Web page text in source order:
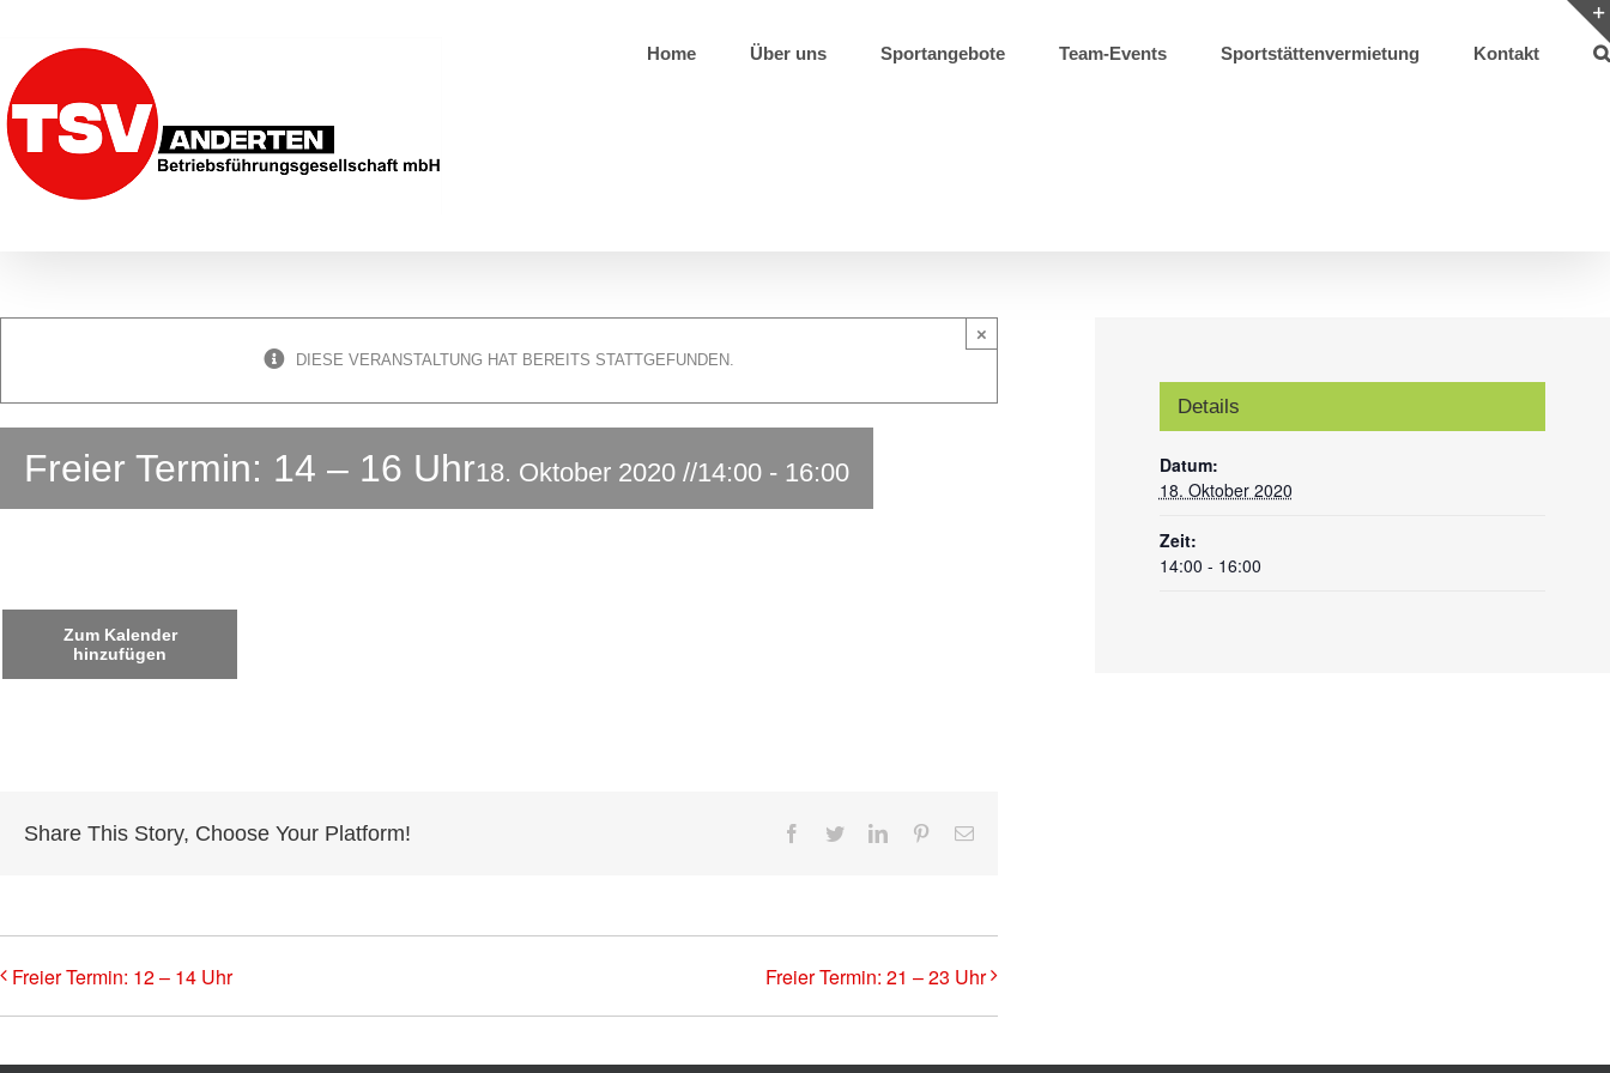
springen
Home Über uns Sportangebote Team-Events Sportstättenvermietung Kontakt
DIESE VERANSTALTUNG HAT BEREITS STATTGEFUNDEN.
×
Freier Termin: 14 – 16 Uhr18. Oktober 2020 //14:00 - 16:00
Zum Kalender
hinzufügen
Share This Story, Choose Your Platform! Facebook
TwitterLinkedInPinterest
E-
Freier Termin: 12 – 14 Uhr Freier Termin: 21 – 23 Uhr
Details
Datum:
18. Oktober 2020
Zeit:
14:00 - 16:00